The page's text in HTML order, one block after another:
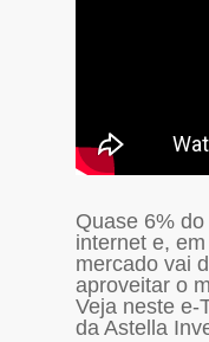
Quase 6%
internet e,
mercado vai
aproveitar o
Veja neste e-
da Astella